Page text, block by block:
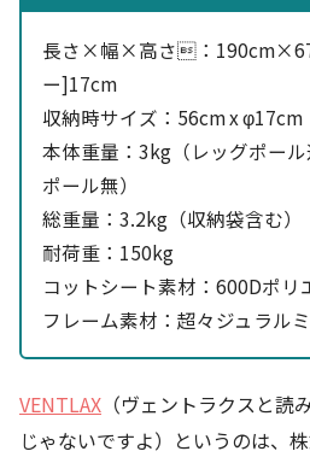
長さ×幅×高さ：
ー]17cm
収納時サイズ：56cm x φ17cm
本体重量：3kg（レッグポー
ポール無）
総重量：3.2kg（収納袋含む）
耐荷重：150kg
コットシート素材：600Dポリ
フレーム素材：超々ジュラル
VENTLAX （ヴェントラクスと読
じゃないですよ）というのは、